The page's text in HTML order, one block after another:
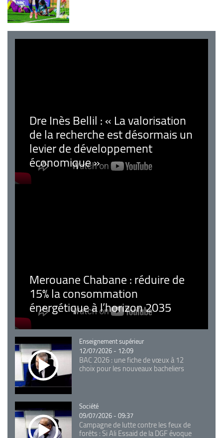
Dre Inès Bellil : « La valorisation
de la recherche est désormais un
levier de développement
économique »
Merouane Chabane : réduire de
15% la consommation
énergétique à l’horizon 2035
Catégorie
Enseignement supérieur
12/07/2026 - 12:09
BAC 2026 : une fiche de vœux à 12
choix pour les nouveaux bacheliers
Catégorie
Société
09/07/2026 - 09:37
Campagne de lutte contre les feux de
forêts : Si Ali Essaid de la DGF évoque